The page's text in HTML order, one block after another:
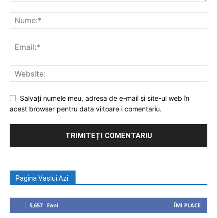
Salvați numele meu, adresa de e-mail și site-ul web în
acest browser pentru data viitoare i comentariu.
Pagina Vaslui Azi:
5,657 Fani ÎMI PLACE